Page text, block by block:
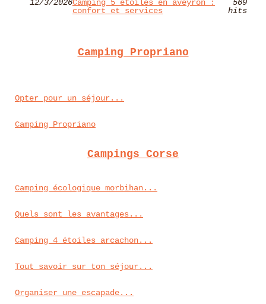
12/3/2026Camping 5 étoiles en aveyron :
confort et services
569
hits
Camping Propriano
Opter pour un séjour...
Camping Propriano
Campings Corse
Camping écologique morbihan...
Quels sont les avantages...
Camping 4 étoiles arcachon...
Tout savoir sur ton séjour...
Organiser une escapade...